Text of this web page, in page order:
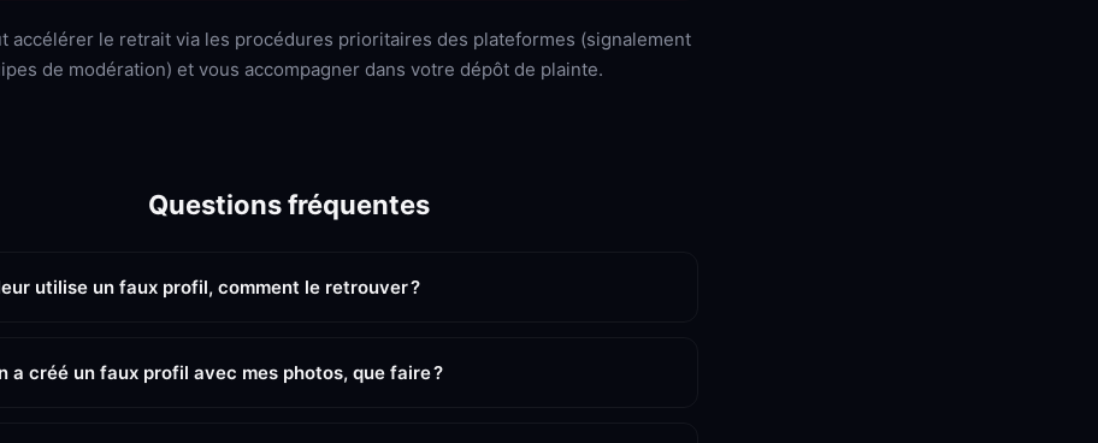
accélérer le retrait via les procédures prioritaires des plateformes (signalement
de modération) et vous accompagner dans votre dépôt de plainte.
Questions fréquentes
utilise un faux profil, comment le retrouver ?
a créé un faux profil avec mes photos, que faire ?